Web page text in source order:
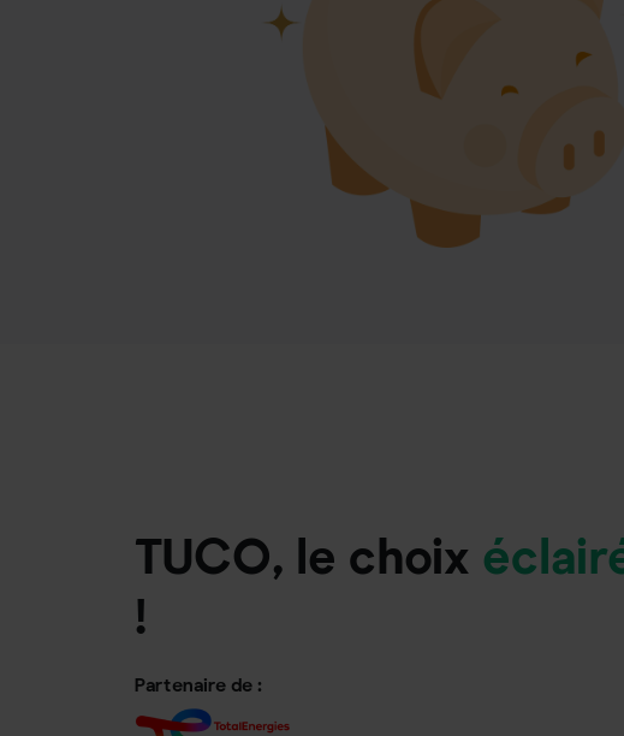
TUCO, le choix
!
Partenaire de :